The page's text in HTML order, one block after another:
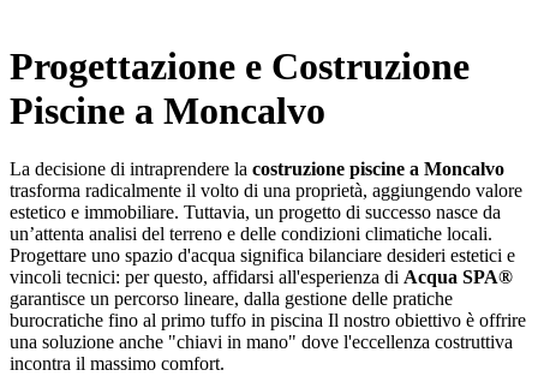
Progettazione e Costruzione
Piscine a Moncalvo
La decisione di intraprendere la costruzione piscine a Moncalvo
trasforma radicalmente il volto di una proprietà, aggiungendo valore
estetico e immobiliare. Tuttavia, un progetto di successo nasce da
un’attenta analisi del terreno e delle condizioni climatiche locali.
Progettare uno spazio d'acqua significa bilanciare desideri estetici e
vincoli tecnici: per questo, affidarsi all'esperienza di Acqua SPA®
garantisce un percorso lineare, dalla gestione delle pratiche
burocratiche fino al primo tuffo in piscina Il nostro obiettivo è offrire
una soluzione anche "chiavi in mano" dove l'eccellenza costruttiva
incontra il massimo comfort.